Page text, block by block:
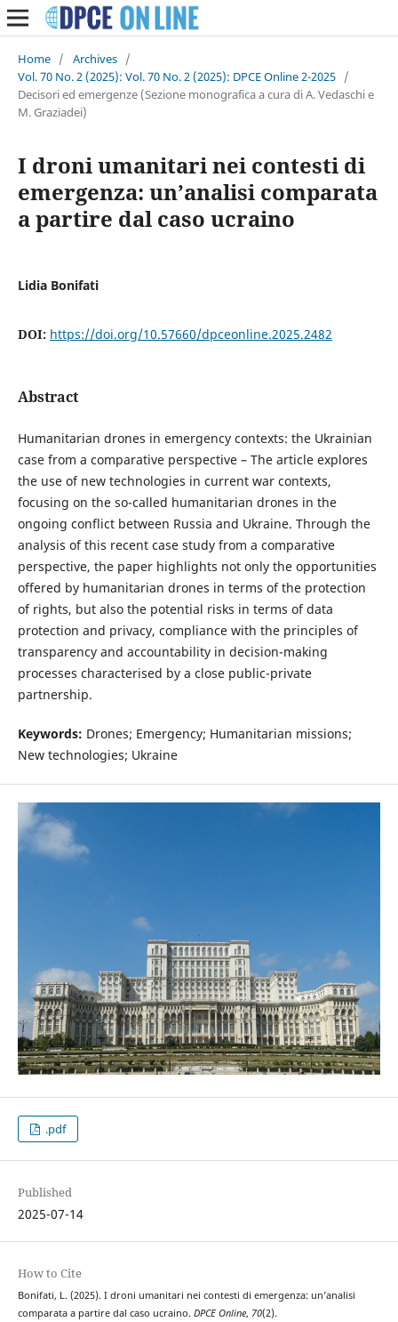
Home / Archives /
Vol. 70 No. 2 (2025): Vol. 70 No. 2 (2025): DPCE Online 2-2025 /
Decisori ed emergenze (Sezione monografica a cura di A. Vedaschi e
M. Graziadei)
I droni umanitari nei contesti di
emergenza: un’analisi comparata
a partire dal caso ucraino
Lidia Bonifati
DOI: https://doi.org/10.57660/dpceonline.2025.2482
Abstract
Humanitarian drones in emergency contexts: the Ukrainian
case from a comparative perspective – The article explores
the use of new technologies in current war contexts,
focusing on the so-called humanitarian drones in the
ongoing conflict between Russia and Ukraine. Through the
analysis of this recent case study from a comparative
perspective, the paper highlights not only the opportunities
offered by humanitarian drones in terms of the protection
of rights, but also the potential risks in terms of data
protection and privacy, compliance with the principles of
transparency and accountability in decision-making
processes characterised by a close public-private
partnership.
Keywords: Drones; Emergency; Humanitarian missions;
New technologies; Ukraine
.pdf
Published
2025-07-14
How to Cite
Bonifati, L. (2025). I droni umanitari nei contesti di emergenza: un’analisi
comparata a partire dal caso ucraino. DPCE Online, 70(2).